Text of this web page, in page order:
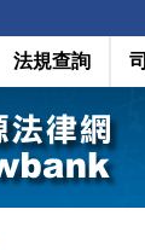
法規查詢